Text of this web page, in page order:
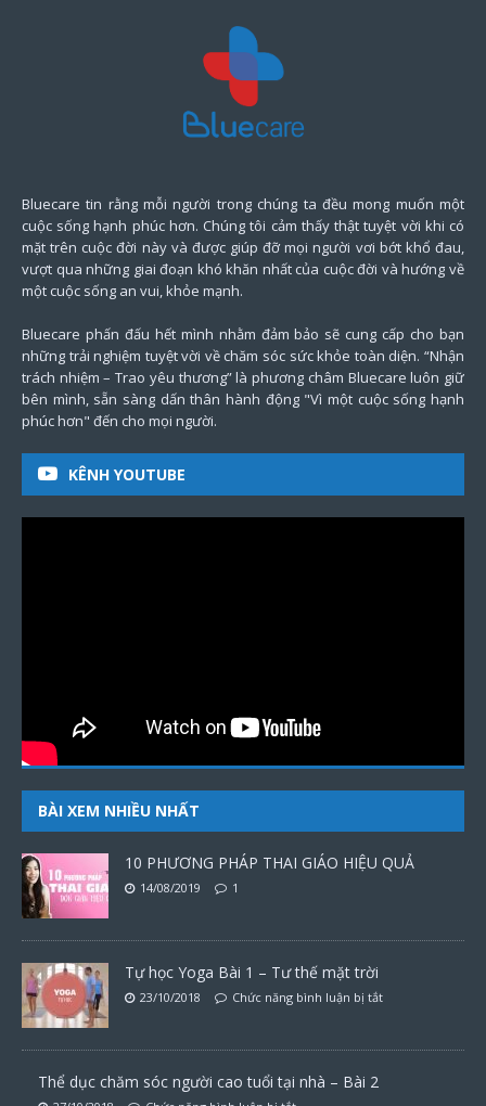
Bluecare tin rằng mỗi người trong chúng ta đều mong muốn một
cuộc sống hạnh phúc hơn. Chúng tôi cảm thấy thật tuyệt vời khi có
mặt trên cuộc đời này và được giúp đỡ mọi người vơi bớt khổ đau,
vượt qua những giai đoạn khó khăn nhất của cuộc đời và hướng về
một cuộc sống an vui, khỏe mạnh.
Bluecare phấn đấu hết mình nhằm đảm bảo sẽ cung cấp cho bạn
những trải nghiệm tuyệt vời về chăm sóc sức khỏe toàn diện. “Nhận
trách nhiệm – Trao yêu thương” là phương châm Bluecare luôn giữ
bên mình, sẵn sàng dấn thân hành động "Vì một cuộc sống hạnh
phúc hơn" đến cho mọi người.
KÊNH YOUTUBE
BÀI XEM NHIỀU NHẤT
10 PHƯƠNG PHÁP THAI GIÁO HIỆU QUẢ
14/08/2019 1
Tự học Yoga Bài 1 – Tư thế mặt trời
23/10/2018 Chức năng bình luận bị tắt
Thể dục chăm sóc người cao tuổi tại nhà – Bài 2